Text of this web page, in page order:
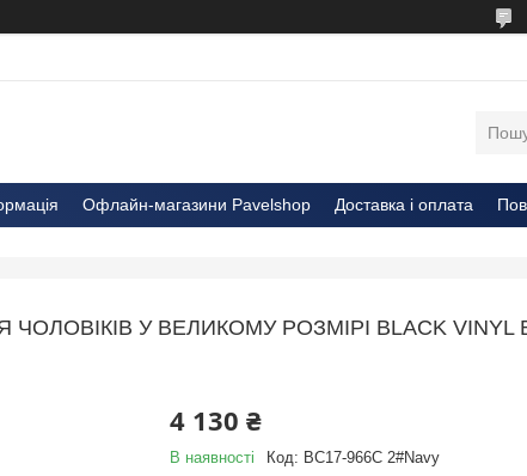
Офлайн-магазини Pavelshop Доставка і оплата
У ВЕЛИКОМУ РОЗМІРІ BLACK VINYL
4 130 ₴
В наявності Код: BC17-966C 2#Navy